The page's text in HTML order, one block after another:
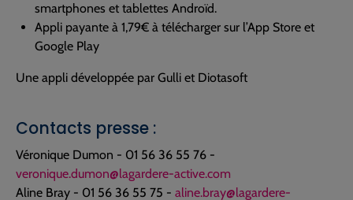
smartphones et tablettes Androïd.
Appli payante à 1,79€ à télécharger sur l’App Store et
Google Play
Une appli développée par Gulli et Diotasoft
Contacts presse :
Véronique Dumon - 01 56 36 55 76 -
veronique.dumon@lagardere-active.com
Aline Bray - 01 56 36 55 75 - aline.bray@lagardere-